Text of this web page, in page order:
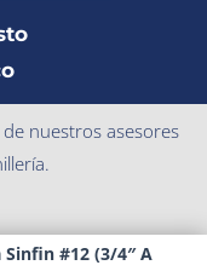
nuestros asesores
#12 (3/4″ A